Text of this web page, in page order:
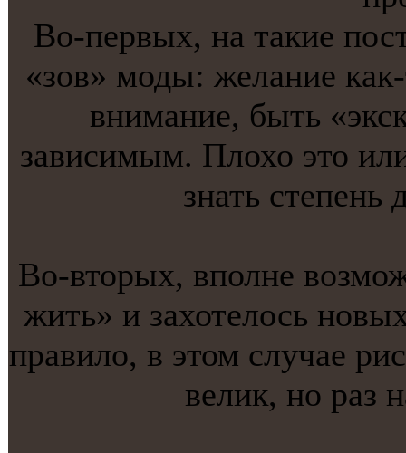
Во-первых, на тaкие
«зов» моды: желание
внимание, быть
зависимым. Плохо это
знать степень
Во-вторых, вполне
жить» и захотелось
правило, в этом случае
велик, нo раз